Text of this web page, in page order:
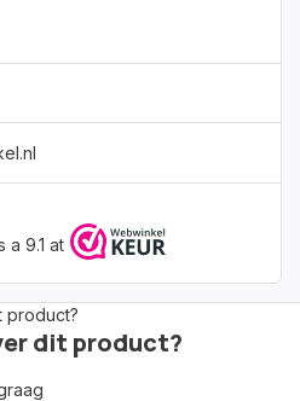
a 9.1 at
dit product?